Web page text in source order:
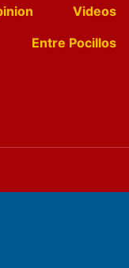
Videos
Entre Pocillos